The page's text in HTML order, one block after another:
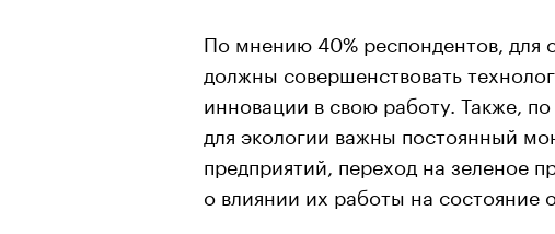
По мнению 40% респондентов, для
должны совершенствовать
инновации в свою работу. Также,
для экологии важны постоянный
предприятий, переход на зеленое
о влиянии их работы на состояние